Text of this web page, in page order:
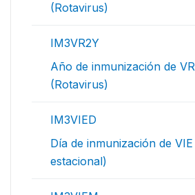
(Rotavirus)
IM3VR2Y
Año de inmunización de
(Rotavirus)
IM3VIED
Día de inmunización de
estacional)